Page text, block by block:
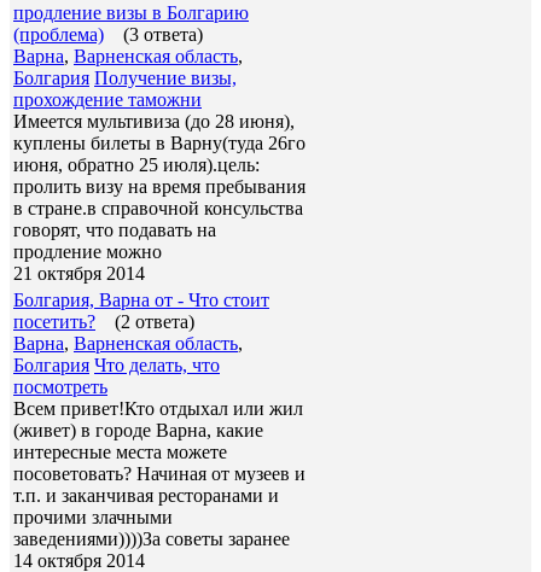
продление визы в Болгарию
(проблема)
(3 ответа)
Варна, Варненская область,
Болгария Получение визы,
прохождение таможни
Имеется мультивиза (до 28 июня),
куплены билеты в Варну(туда 26го
июня, обратно 25 июля).цель:
пролить визу на время пребывания
в стране.в справочной консульства
говорят, что подавать на
продление можно
21 октября 2014
Болгария, Варна от - Что стоит
посетить?
(2 ответа)
Варна, Варненская область,
Болгария Что делать, что
посмотреть
Всем привет!Кто отдыхал или жил
(живет) в городе Варна, какие
интересные места можете
посоветовать? Начиная от музеев и
т.п. и заканчивая ресторанами и
прочими злачными
заведениями))))За советы заранее
14 октября 2014